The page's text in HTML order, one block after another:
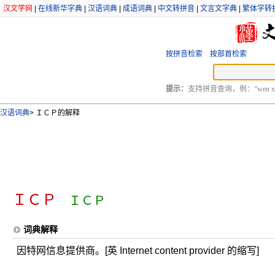
汉文学网 在线新华字典 汉语词典 成语词典 中文转拼音 文言文字典 繁体字转
按拼音检索 按部首检索
提示： 支持拼音查询，例：“wen
汉语词典> ＩＣＰ的解释
ＩＣＰ ＩＣＰ
词典解释
因特网信息提供商。[英 Internet content provider 的缩写]